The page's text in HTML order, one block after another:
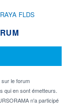
FLDS
le forum
qui en sont émetteurs.
n'a participé